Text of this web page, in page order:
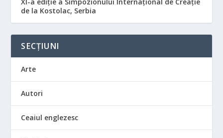
de la Kostolac, Serbia
SECȚIUNI
Arte
Autori
Ceaiul englezesc